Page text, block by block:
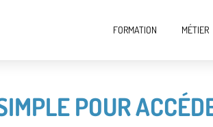
FORMATION MÉTIER
POUR